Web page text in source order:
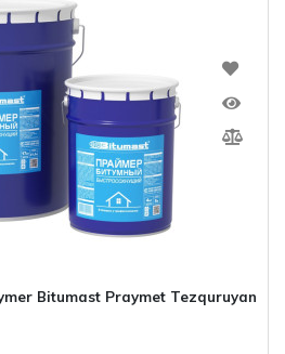
Bitumast Praymet Tezquruyan